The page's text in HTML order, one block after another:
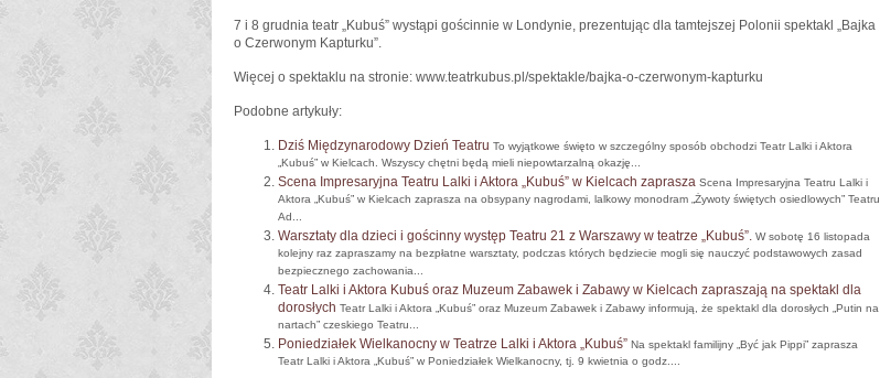
7 i 8 grudnia teatr „Kubuś” wystąpi gościnnie w Londynie, prezentując dla tamtejszej Polonii spektakl „Bajka
o Czerwonym Kapturku”.
Więcej o spektaklu na stronie: www.teatrkubus.pl/spektakle/bajka-o-czerwonym-kapturku
Podobne artykuły:
Dziś Międzynarodowy Dzień Teatru To wyjątkowe święto w szczególny sposób obchodzi Teatr Lalki i Aktora
„Kubuś” w Kielcach. Wszyscy chętni będą mieli niepowtarzalną okazję...
Scena Impresaryjna Teatru Lalki i Aktora „Kubuś” w Kielcach zaprasza Scena Impresaryjna Teatru Lalki i
Aktora „Kubuś” w Kielcach zaprasza na obsypany nagrodami, lalkowy monodram „Żywoty świętych osiedlowych” Teatru
Ad...
Warsztaty dla dzieci i gościnny występ Teatru 21 z Warszawy w teatrze „Kubuś”. W sobotę 16 listopada
kolejny raz zapraszamy na bezpłatne warsztaty, podczas których będziecie mogli się nauczyć podstawowych zasad
bezpiecznego zachowania...
Teatr Lalki i Aktora Kubuś oraz Muzeum Zabawek i Zabawy w Kielcach zapraszają na spektakl dla
dorosłych Teatr Lalki i Aktora „Kubuś” oraz Muzeum Zabawek i Zabawy informują, że spektakl dla dorosłych „Putin na
nartach” czeskiego Teatru...
Poniedziałek Wielkanocny w Teatrze Lalki i Aktora „Kubuś” Na spektakl familijny „Być jak Pippi” zaprasza
Teatr Lalki i Aktora „Kubuś” w Poniedziałek Wielkanocny, tj. 9 kwietnia o godz....